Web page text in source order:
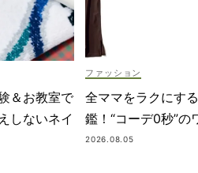
＆お教室で
しないネイ
ファッション
全ママをラクにす
鑑！“コーデ0秒”
2026.08.05